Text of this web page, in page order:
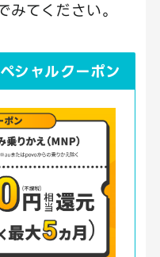
みてください。
シャルクーポン